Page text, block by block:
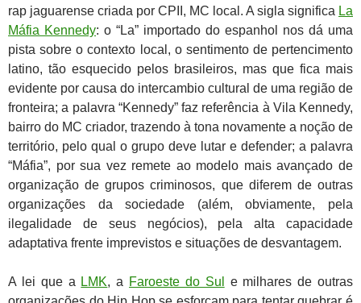
rap jaguarense criada por CPII, MC local. A sigla significa La
Máfia Kennedy: o “La” importado do espanhol nos dá uma
pista sobre o contexto local, o sentimento de pertencimento
latino, tão esquecido pelos brasileiros, mas que fica mais
evidente por causa do intercambio cultural de uma região de
fronteira; a palavra “Kennedy” faz referência à Vila Kennedy,
bairro do MC criador, trazendo à tona novamente a noção de
território, pelo qual o grupo deve lutar e defender; a palavra
“Máfia”, por sua vez remete ao modelo mais avançado de
organização de grupos criminosos, que diferem de outras
organizações da sociedade (além, obviamente, pela
ilegalidade de seus negócios), pela alta capacidade
adaptativa frente imprevistos e situações de desvantagem.
A lei que a LMK, a Faroeste do Sul
e milhares de outras